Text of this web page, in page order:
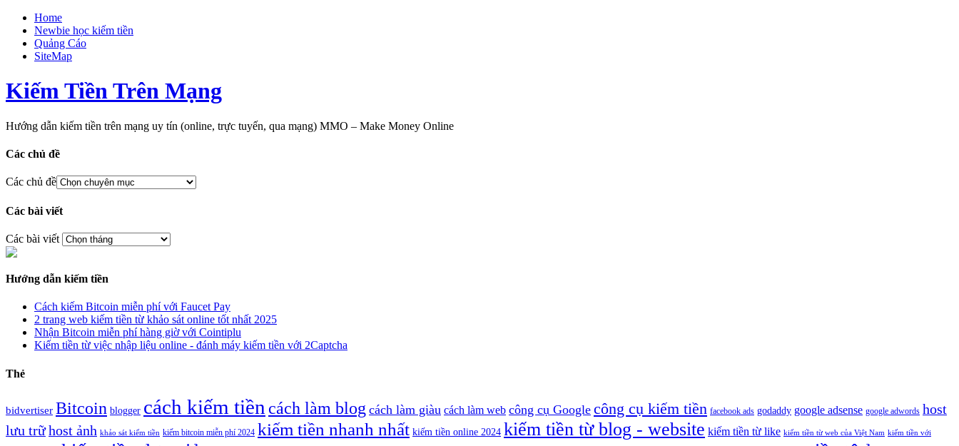
Home
Newbie học kiếm tiền
Quảng Cáo
SiteMap
Kiếm Tiền Trên Mạng
Hướng dẫn kiếm tiền trên mạng uy tín (online, trực tuyến, qua mạng) MMO – Make Money Online
Các chủ đề
Các chủ đề
Các bài viết
Các bài viết
Hướng dẫn kiếm tiền
Cách kiếm Bitcoin miễn phí với Faucet Pay
2 trang web kiếm tiền từ khảo sát online tốt nhất 2025
Nhận Bitcoin miễn phí hàng giờ với Cointiplu
Kiếm tiền từ việc nhập liệu online - đánh máy kiếm tiền với 2Captcha
Thẻ
bidvertiser Bitcoin blogger cách kiếm tiền cách làm blog cách làm giàu cách làm web công cụ Google công cụ kiếm tiền facebook ads godaddy google adsense google adwords host
lưu trữhost ảnh khảo sát kiếm tiền kiếm bitcoin miễn phí 2024 kiếm tiền nhanh nhất kiếm tiền online 2024 kiếm tiền từ blog - website kiếm tiền từ like kiếm tiền từ web của Việt Nam kiếm tiền với